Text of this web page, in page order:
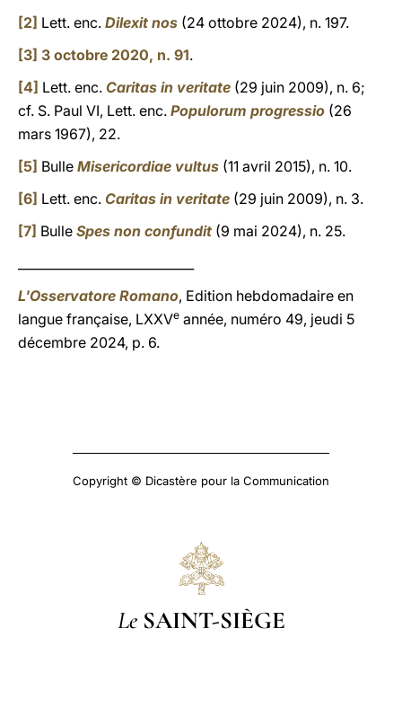
[2] Lett. enc. Dilexit nos (24 ottobre 2024), n. 197.
[3] 3 octobre 2020, n. 91.
[4] Lett. enc. Caritas in veritate (29 juin 2009), n. 6;
cf. S. Paul VI, Lett. enc. Populorum progressio (26
mars 1967), 22.
[5] Bulle Misericordiae vultus (11 avril 2015), n. 10.
[6] Lett. enc. Caritas in veritate (29 juin 2009), n. 3.
[7] Bulle Spes non confundit (9 mai 2024), n. 25.
L'Osservatore Romano, Edition hebdomadaire en
langue française, LXXVe année, numéro 49, jeudi 5
décembre 2024, p. 6.
Copyright © Dicastère pour la Communication
Le SAINT-SIÈGE